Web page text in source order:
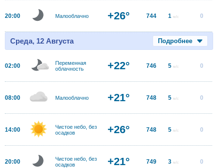
20:00 Малооблачно +26° 744 1 м/с 0
Среда, 12 Августа Подробнее
02:00
Переменная
облачность
+22° 746 5 м/с 0
08:00 Малооблачно +21° 748 5 м/с 0
14:00
Чистое небо, без
осадков
+26° 748 5 м/с 0
20:00
Чистое небо, без
осадков
+21° 749 3 м/с 0